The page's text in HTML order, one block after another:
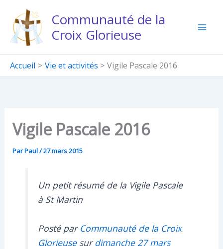
contenu
Communauté de la
Croix Glorieuse
Accueil Vie et activités Vigile Pascale 2016
Vigile Pascale 2016
ParPaul/27 mars 2015
Un petit résumé de la Vigile Pascale
à St Martin
Posté par Communauté de la Croix
Glorieusesur dimanche 27 mars